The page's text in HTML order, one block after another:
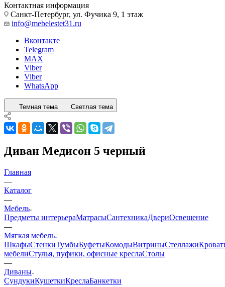
Контактная информация
Санкт-Петербург, ул. Фучика 9, 1 этаж
info@mebelestet31.ru
Вконтакте
Telegram
MAX
Viber
Viber
WhatsApp
Темная тема Светлая тема
Диван Медисон 5 черный
Главная
—
Каталог
—
Мебель
Предметы интерьераМатрасыСантехникаДвериОсвещение
—
Мягкая мебель
ШкафыСтенкиТумбыБуфетыКомодыВитриныСтеллажи
мебелиСтулья, пуфики, офисные креслаСтолы
—
Диваны
СундукиКушеткиКреслаБанкетки